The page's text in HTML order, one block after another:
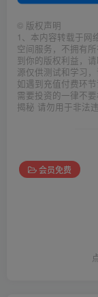
© 版权声明
1、本内容转载于网
空间服务，不拥有
到你的版权利益，
源仅供测试和学习
如遇到充值付费环
需要投资的一律不
揭秘 请勿用于非法
会员免费